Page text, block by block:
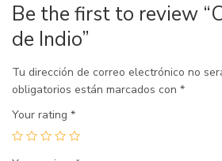
Be the first to review
de Indio”
Tu dirección de correo electrónico no
obligatorios están marcados con *
Your rating *